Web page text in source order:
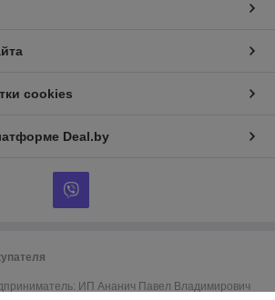
cookies
Deal.by
ИП Ананич Павел Владимирович